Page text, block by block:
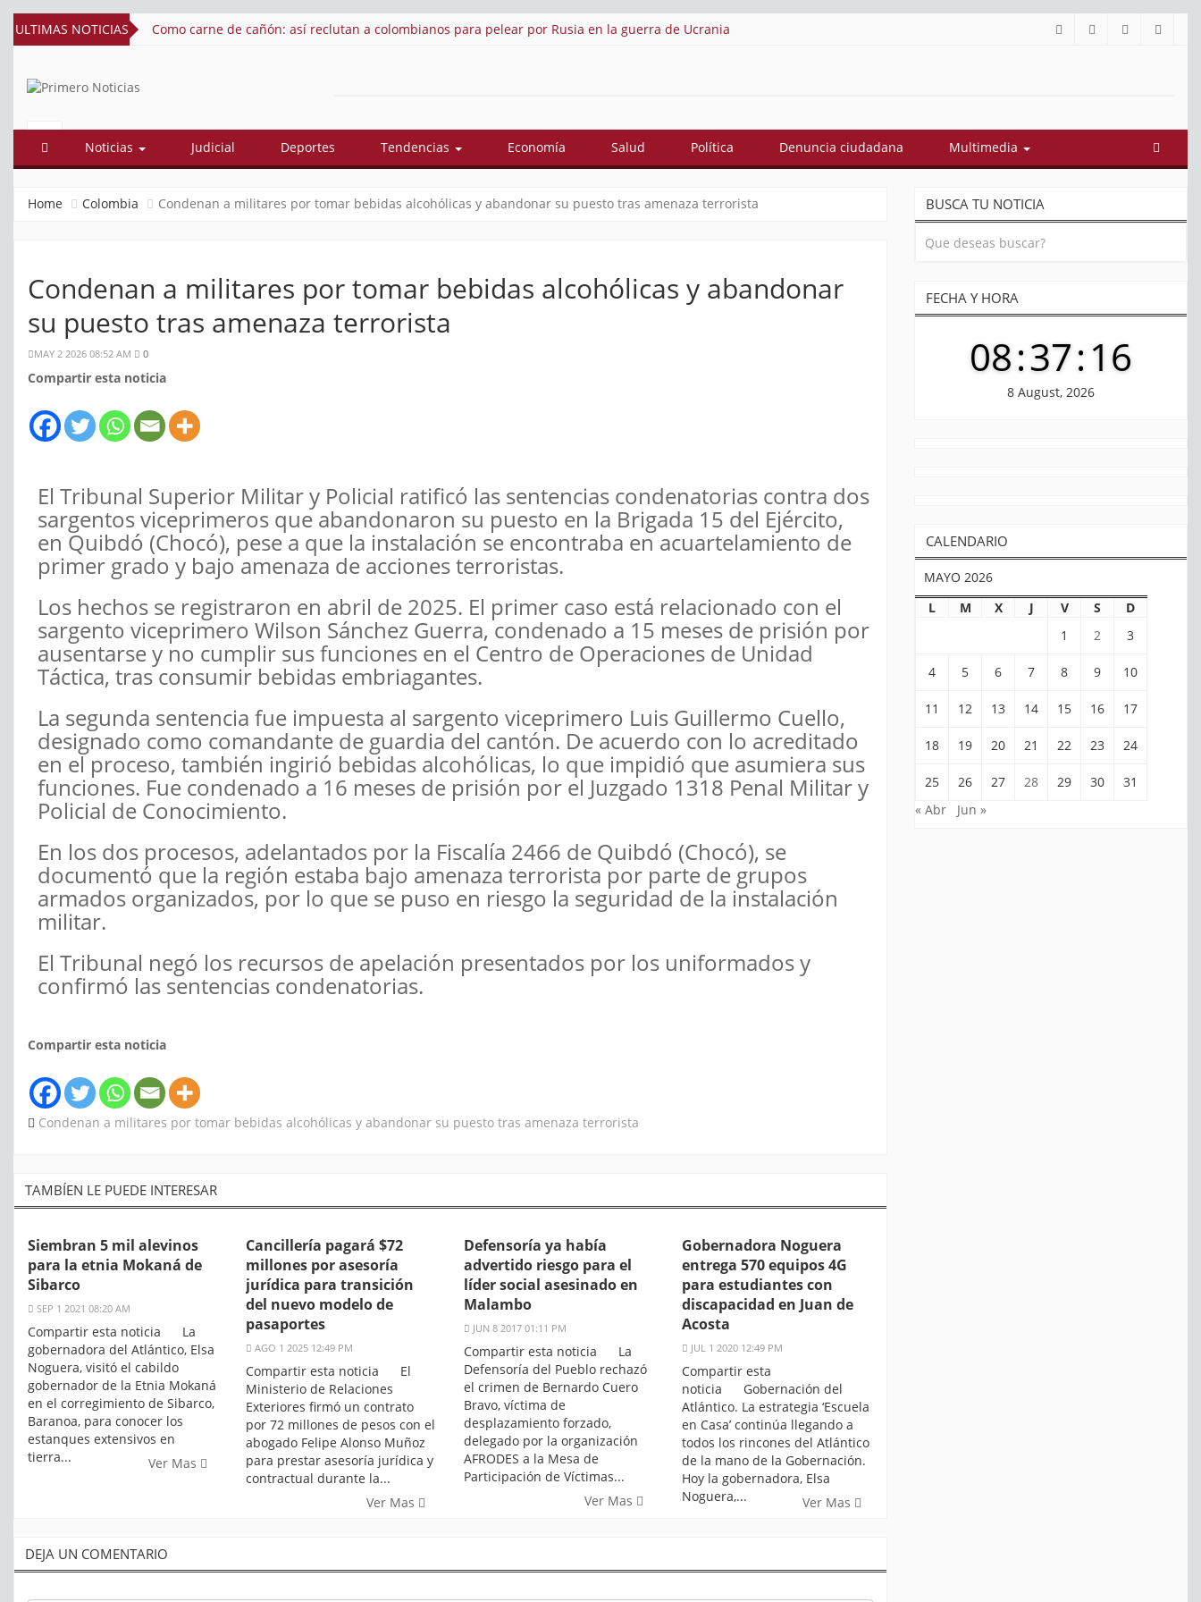
ULTIMAS NOTICIAS
Como carne de cañón: así reclutan a colombianos para pelear por Rusia en la guerra de Ucrania Así quedó conformado el gabinete de Abelardo De La Espriella: estos son sus 18
NOTICIAS
Noticias Judicial Deportes Tendencias Economía Salud Política Denuncia ciudadana Multimedia
Home Colombia Condenan a militares por tomar bebidas alcohólicas y abandonar su puesto tras amenaza terrorista
Condenan a militares por tomar bebidas alcohólicas y abandonar
su puesto tras amenaza terrorista
MAY 2 2026 08:52 AM 0
Compartir esta noticia
El Tribunal Superior Militar y Policial ratificó las sentencias condenatorias contra dos
sargentos viceprimeros que abandonaron su puesto en la Brigada 15 del Ejército,
en Quibdó (Chocó), pese a que la instalación se encontraba en acuartelamiento de
primer grado y bajo amenaza de acciones terroristas.
Los hechos se registraron en abril de 2025. El primer caso está relacionado con el
sargento viceprimero Wilson Sánchez Guerra, condenado a 15 meses de prisión por
ausentarse y no cumplir sus funciones en el Centro de Operaciones de Unidad
Táctica, tras consumir bebidas embriagantes.
La segunda sentencia fue impuesta al sargento viceprimero Luis Guillermo Cuello,
designado como comandante de guardia del cantón. De acuerdo con lo acreditado
en el proceso, también ingirió bebidas alcohólicas, lo que impidió que asumiera sus
funciones. Fue condenado a 16 meses de prisión por el Juzgado 1318 Penal Militar y
Policial de Conocimiento.
En los dos procesos, adelantados por la Fiscalía 2466 de Quibdó (Chocó), se
documentó que la región estaba bajo amenaza terrorista por parte de grupos
armados organizados, por lo que se puso en riesgo la seguridad de la instalación
militar.
El Tribunal negó los recursos de apelación presentados por los uniformados y
confirmó las sentencias condenatorias.
Compartir esta noticia
Condenan a militares por tomar bebidas alcohólicas y abandonar su puesto tras amenaza terrorista
TAMBÍEN LE PUEDE INTERESAR
Siembran 5 mil alevinos
para la etnia Mokaná de
Sibarco
SEP 1 2021 08:20 AM
Compartir esta noticia La
gobernadora del Atlántico, Elsa
Noguera, visitó el cabildo
gobernador de la Etnia Mokaná
en el corregimiento de Sibarco,
Baranoa, para conocer los
estanques extensivos en
tierra...
Ver Mas
Cancillería pagará $72
millones por asesoría
jurídica para transición
del nuevo modelo de
pasaportes
AGO 1 2025 12:49 PM
Compartir esta noticia El
Ministerio de Relaciones
Exteriores firmó un contrato
por 72 millones de pesos con el
abogado Felipe Alonso Muñoz
para prestar asesoría jurídica y
contractual durante la...
Ver Mas
Defensoría ya había
advertido riesgo para el
líder social asesinado en
Malambo
JUN 8 2017 01:11 PM
Compartir esta noticia La
Defensoría del Pueblo rechazó
el crimen de Bernardo Cuero
Bravo, víctima de
desplazamiento forzado,
delegado por la organización
AFRODES a la Mesa de
Participación de Víctimas...
Ver Mas
Gobernadora Noguera
entrega 570 equipos 4G
para estudiantes con
discapacidad en Juan de
Acosta
JUL 1 2020 12:49 PM
Compartir esta
noticia Gobernación del
Atlántico. La estrategia ‘Escuela
en Casa’ continúa llegando a
todos los rincones del Atlántico
de la mano de la Gobernación.
Hoy la gobernadora, Elsa
Noguera,...
Ver Mas
DEJA UN COMENTARIO
BUSCA TU NOTICIA
FECHA Y HORA
08:37:17
8 August, 2026
CALENDARIO
MAYO 2026
L
M X J V S
D
1
2 3
4 5 6 7 8 9 10
11 12 13 14 15 16 17
18 19 20 21 22 23 24
25 26 27 28 29 30
31
« Abr
Jun »